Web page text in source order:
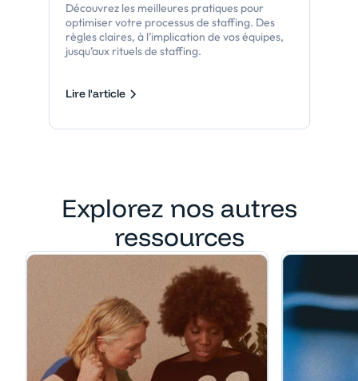
Découvrez les meilleures pratiques pour
optimiser votre processus de staffing. Des
règles claires, à l’implication de vos équipes,
jusqu’aux rituels de staffing.
Lire l'article
Explorez nos autres
ressources